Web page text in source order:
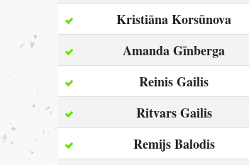
Kristiāna Korsūnova
Amanda Gīnberga
Reinis Gailis
Ritvars Gailis
Remijs Balodis